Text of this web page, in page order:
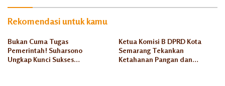
Rekomendasi untuk kamu
Bukan Cuma Tugas
Pemerintah! Suharsono
Ungkap Kunci Sukses
Ketua Komisi B DPRD Kota
Semarang Tekankan
Ketahanan Pangan dan